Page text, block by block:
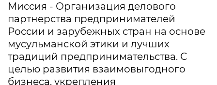
Миссия - Организация делового
партнерства предпринимателей
России и зарубежных стран на основе
мусульманской этики и лучших
традиций предпринимательства. С
целью развития взаимовыгодного
бизнеса, укрепления